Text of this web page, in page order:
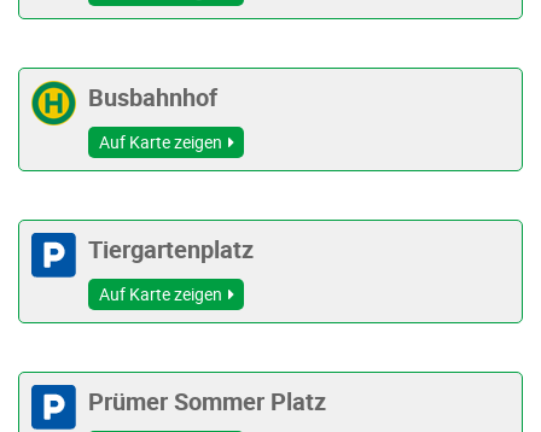
Busbahnhof
Auf Karte zeigen
Tiergartenplatz
Auf Karte zeigen
Prümer Sommer Platz